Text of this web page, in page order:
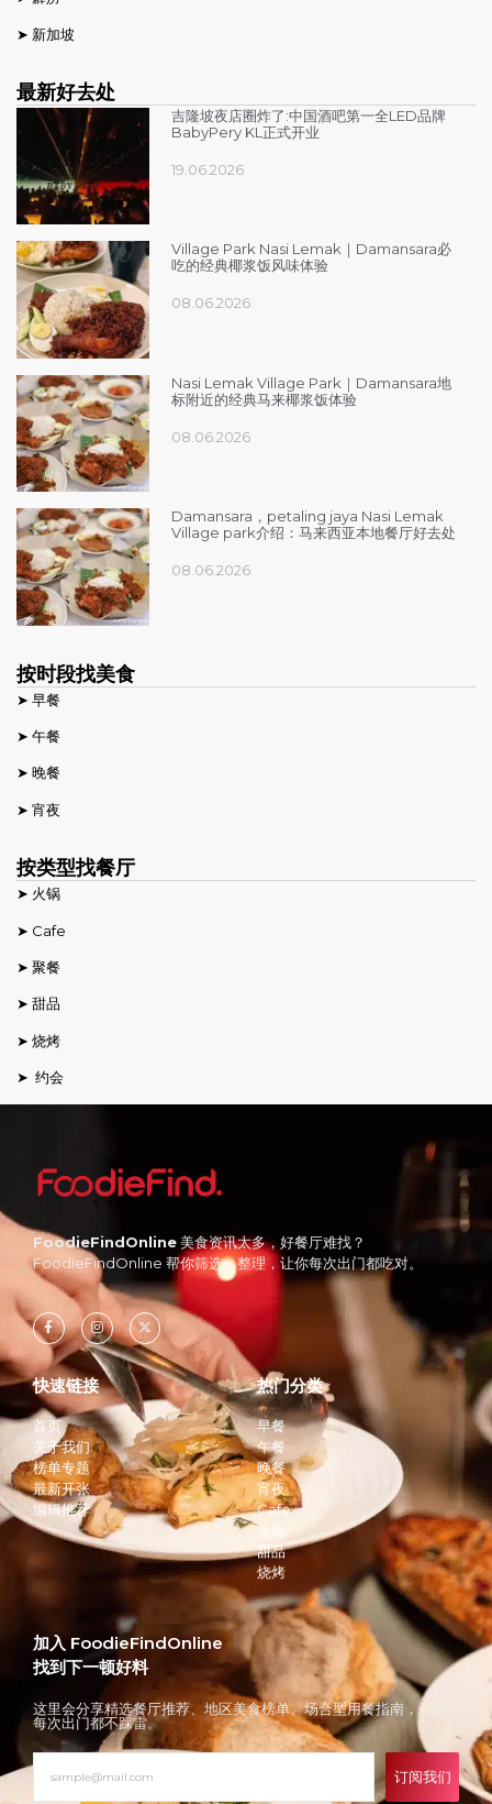
最新好去处
吉隆坡夜店圈炸了:中国酒吧第一全LED品牌
BabyPery KL正式开业
19.06.2026
Village Park Nasi Lemak｜Damansara必
吃的经典椰浆饭风味体验
08.06.2026
Nasi Lemak Village Park｜Damansara地
标附近的经典马来椰浆饭体验
08.06.2026
Damansara，petaling jaya Nasi Lemak
Village park介绍：马来西亚本地餐厅好去处
08.06.2026
按时段找美食
➤ 早餐
➤ 午餐
➤ 晚餐
➤ 宵夜
按类型找餐厅
➤ 新加坡
➤ 火锅
➤ Cafe
➤ 聚餐
➤ 甜品
➤ 烧烤
➤ 约会
FoodieFindOnline美食资讯太多，好餐厅难找？
FoodieFindOnline 帮你筛选、整理，让你每次出门都吃对。
快速链接
首页
关于我们
榜单专题
最新开张
编辑推荐
热门分类
早餐
午餐
晚餐
宵夜
Cafe
火锅
甜品
烧烤
加入 FoodieFindOnline
找到下一顿好料
这里会分享精选餐厅推荐、地区美食榜单、场合型用餐指南，让你
每次出门都不踩雷。
订阅我们